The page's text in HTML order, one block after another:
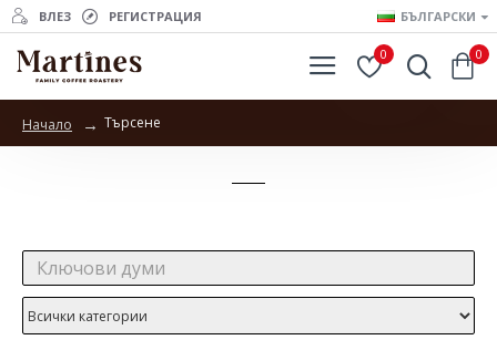
ВЛЕЗ РЕГИСТРАЦИЯ БЪЛГАРСКИ
0 0
Начало Търсене